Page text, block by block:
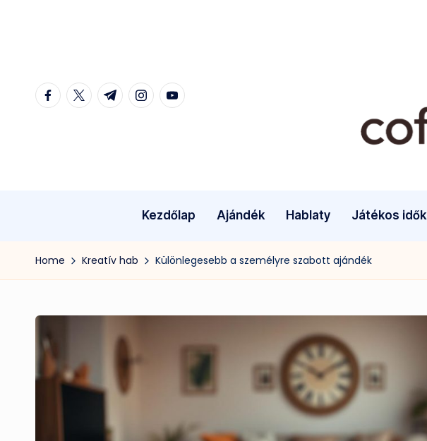
content
facebook.com
twitter.com
t.me instagram.com
youtube.com
Kezdőlap Ajándék Hablaty Játékos idők
Home Kreatív hab Különlegesebb a személyre szabott ajándék